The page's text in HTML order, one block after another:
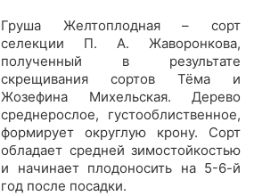
Груша Желтоплодная – сорт
селекции П. А. Жаворонкова,
полученный в результате
скрещивания сортов Тёма и
Жозефина Михельская. Дерево
среднерослое, густооблиственное,
формирует округлую крону. Сорт
обладает средней зимостойкостью
и начинает плодоносить на 5-6-й
год после посадки.